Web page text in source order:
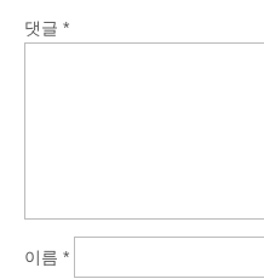
댓글 *
이름 *